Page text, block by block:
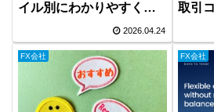
イル別にわかりやすく解
2026.04.24
取引
FX会社 FX会社